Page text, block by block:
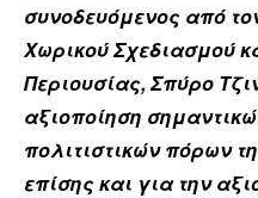
συνοδευόμενος από
Χωρικού Σχεδιασμού
Περιουσίας, Σπύρο
αξιοποίηση
πολιτιστικών πόρων
επίσης και για την